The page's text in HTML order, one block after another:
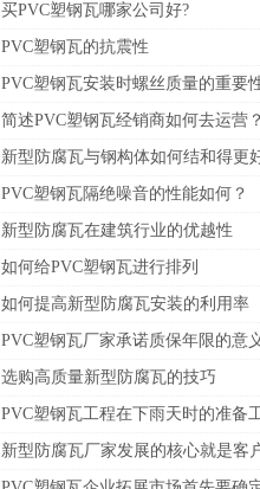
买PVC塑钢瓦哪家公司好?
PVC塑钢瓦的抗震性
PVC塑钢瓦安装时螺丝质量的重要
简述PVC塑钢瓦经销商如何去运营
新型防腐瓦与钢构体如何结和得更
PVC塑钢瓦隔绝噪音的性能如何？
新型防腐瓦在建筑行业的优越性
如何给PVC塑钢瓦进行排列
如何提高新型防腐瓦安装的利用率
PVC塑钢瓦厂家承诺质保年限的意
选购高质量新型防腐瓦的技巧
PVC塑钢瓦工程在下雨天时的准备
新型防腐瓦厂家发展的核心就是客